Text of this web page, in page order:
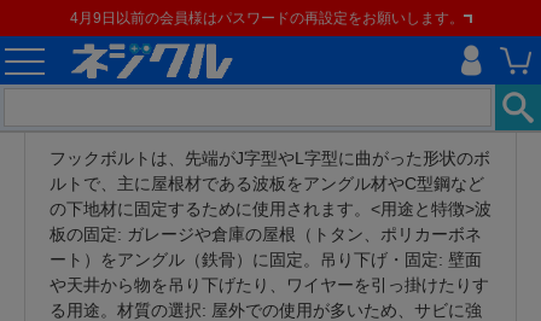
4月9日以前の会員様はパスワードの再設定をお願いします。
フックボルトは、先端がJ字型やL字型に曲がった形状のボ
ルトで、主に屋根材である波板をアングル材やC型鋼など
の下地材に固定するために使用されます。<用途と特徴>波
板の固定: ガレージや倉庫の屋根（トタン、ポリカーボネ
ート）をアングル（鉄骨）に固定。吊り下げ・固定: 壁面
や天井から物を吊り下げたり、ワイヤーを引っ掛けたりす
る用途。材質の選択: 屋外での使用が多いため、サビに強